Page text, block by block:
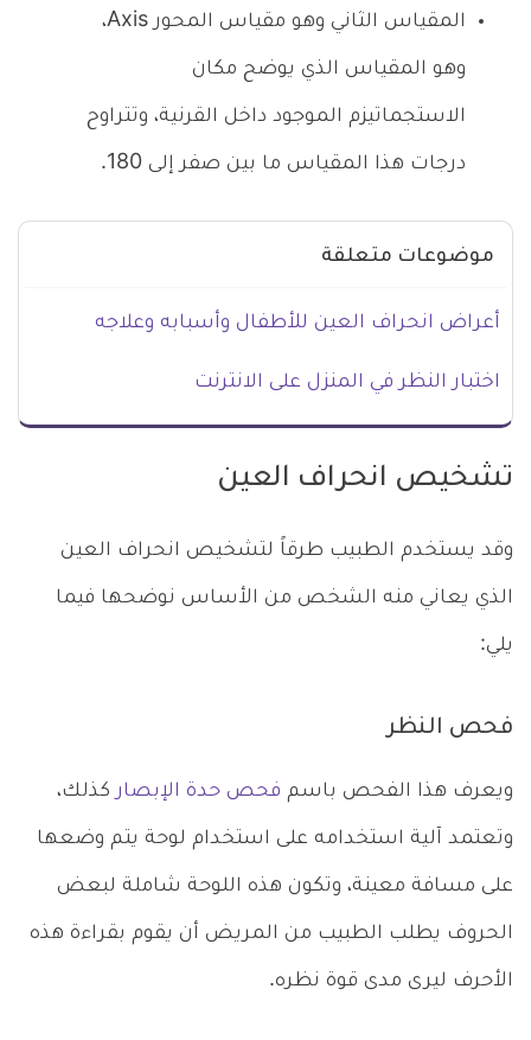
المقياس الثاني وهو مقياس المحور Axis،
وهو المقياس الذي يوضح مكان
الاستجماتيزم الموجود داخل القرنية، وتتراوح
درجات هذا المقياس ما بين صفر إلى 180.
موضوعات متعلقة
أعراض انحراف العين للأطفال وأسبابه وعلاجه
اختبار النظر في المنزل على الانترنت
تشخيص انحراف العين
وقد يستخدم الطبيب طرقاً لتشخيص انحراف العين
الذي يعاني منه الشخص من الأساس نوضحها فيما
يلي:
فحص النظر
ويعرف هذا الفحص باسم فحص حدة الإبصار كذلك،
وتعتمد آلية استخدامه على استخدام لوحة يتم وضعها
على مسافة معينة، وتكون هذه اللوحة شاملة لبعض
الحروف يطلب الطبيب من المريض أن يقوم بقراءة هذه
الأحرف ليرى مدى قوة نظره.